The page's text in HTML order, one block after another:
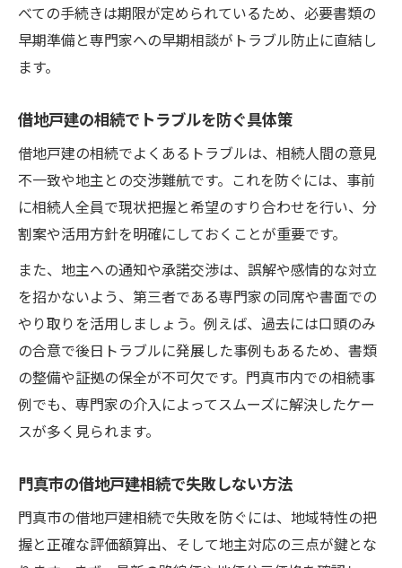
べての手続きは期限が定められているため、必要書類の
早期準備と専門家への早期相談がトラブル防止に直結し
ます。
借地戸建の相続でトラブルを防ぐ具体策
借地戸建の相続でよくあるトラブルは、相続人間の意見
不一致や地主との交渉難航です。これを防ぐには、事前
に相続人全員で現状把握と希望のすり合わせを行い、分
割案や活用方針を明確にしておくことが重要です。
また、地主への通知や承諾交渉は、誤解や感情的な対立
を招かないよう、第三者である専門家の同席や書面での
やり取りを活用しましょう。例えば、過去には口頭のみ
の合意で後日トラブルに発展した事例もあるため、書類
の整備や証拠の保全が不可欠です。門真市内での相続事
例でも、専門家の介入によってスムーズに解決したケー
スが多く見られます。
門真市の借地戸建相続で失敗しない方法
門真市の借地戸建相続で失敗を防ぐには、地域特性の把
握と正確な評価額算出、そして地主対応の三点が鍵とな